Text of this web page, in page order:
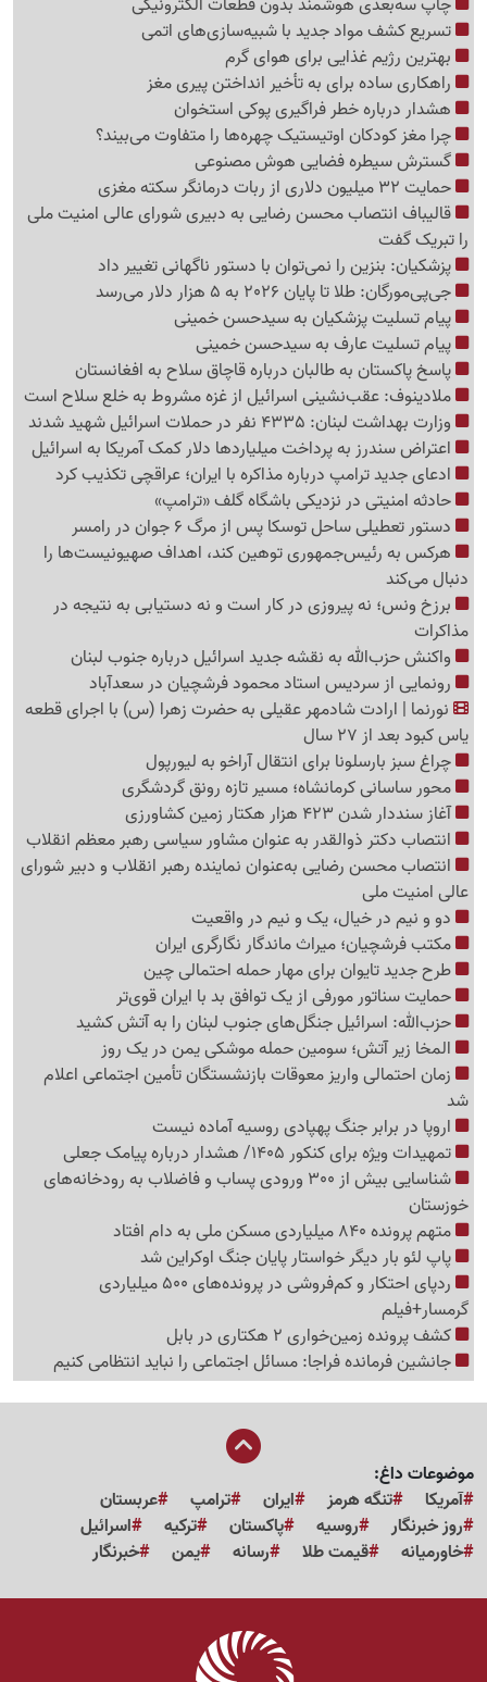
چاپ سه‌بعدی هوشمند بدون قطعات الکترونیکی
تسریع کشف مواد جدید با شبیه‌سازی‌های اتمی
بهترین رژیم غذایی برای هوای گرم
راهکاری ساده برای به تأخیر انداختن پیری مغز
هشدار درباره خطر فراگیری پوکی استخوان
چرا مغز کودکان اوتیستیک چهره‌ها را متفاوت می‌بیند؟
گسترش سیطره فضایی هوش مصنوعی
حمایت 32 میلیون دلاری از ربات درمانگر سکته مغزی
قالیباف انتصاب محسن رضایی به دبیری شورای عالی امنیت ملی
را تبریک گفت
پزشکیان: بنزین را نمی‌توان با دستور ناگهانی تغییر داد
جی‌پی‌مورگان: طلا تا پایان 2026 به 5 هزار دلار می‌رسد
پیام تسلیت پزشکیان به سیدحسن خمینی
پیام تسلیت عارف به سیدحسن خمینی
پاسخ پاکستان به طالبان درباره قاچاق سلاح به افغانستان
ملادینوف: عقب‌نشینی اسرائیل از غزه مشروط به خلع سلاح است
وزارت بهداشت لبنان: 4335 نفر در حملات اسرائیل شهید شدند
اعتراض سندرز به پرداخت میلیاردها دلار کمک آمریکا به اسرائیل
ادعای جدید ترامپ درباره مذاکره با ایران؛ عراقچی تکذیب کرد
حادثه امنیتی در نزدیکی باشگاه گلف «ترامپ»
دستور تعطیلی ساحل توسکا پس از مرگ 6 جوان در رامسر
هرکس به رئیس‌جمهوری توهین کند، اهداف صهیونیست‌ها را
دنبال می‌کند
برزخ ونس؛ نه پیروزی در کار است و نه دستیابی به نتیجه در
مذاکرات
واکنش حزب‌الله به نقشه جدید اسرائیل درباره جنوب لبنان
رونمایی از سردیس استاد محمود فرشچیان در سعدآباد
نورنما | ارادت شادمهر عقیلی به حضرت زهرا (س) با اجرای قطعه
یاس کبود بعد از 27 سال
چراغ سبز بارسلونا برای انتقال آراخو به لیورپول
محور ساسانی کرمانشاه؛ مسیر تازه رونق گردشگری
آغاز سنددار شدن 423 هزار هکتار زمین کشاورزی
انتصاب دکتر ذوالقدر به عنوان مشاور سیاسی رهبر معظم انقلاب
انتصاب محسن رضایی به‌عنوان نماینده رهبر انقلاب و دبیر شورای
عالی امنیت ملی
دو و نیم در خیال، ‌یک و نیم در واقعیت
مکتب فرشچیان؛ میراث ماندگار نگارگری ایران
طرح جدید تایوان برای مهار حمله احتمالی چین
حمایت سناتور مورفی از یک توافق بد با ایران قوی‌تر
حزب‌الله: اسرائیل جنگل‌های جنوب لبنان را به آتش کشید
المخا زیر آتش؛ سومین حمله موشکی یمن در یک روز
زمان احتمالی واریز معوقات بازنشستگان تأمین اجتماعی اعلام
شد
اروپا در برابر جنگ پهپادی روسیه آماده نیست
تمهیدات ویژه برای کنکور 1405/ هشدار درباره پیامک جعلی
شناسایی بیش از 300 ورودی پساب و فاضلاب به رودخانه‌های
خوزستان
متهم پرونده 840 میلیاردی مسکن ملی به دام افتاد
پاپ لئو بار دیگر خواستار پایان جنگ اوکراین شد
ردپای احتکار و کم‌فروشی در پرونده‌های 500 میلیاردی
گرمسار+فیلم
کشف پرونده زمین‌‎خواری 2 هکتاری در بابل
جانشین فرمانده فراجا: مسائل اجتماعی را نباید انتظامی کنیم
موضوعات داغ:
آمریکا
تنگه هرمز ایران ترامپ
عربستان
روز خبرنگار
روسیه پاکستان ترکیه
اسرائیل
خاورمیانه
قیمت طلا رسانه یمن خبرنگار